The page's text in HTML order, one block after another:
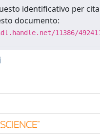
identificativo per
documento:
11386/